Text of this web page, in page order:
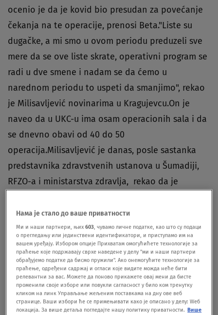
ocenio je da je kovid bio presudan za povećanje
čekanja na te operacije, prenosi Beta."Liste su
dugačke, a mi smo u ovom periodu preduzeli sve
mere da se ove liste skrate, operativni program se
radi u dve smene i nadam se da ćemo u
narednom periodu to uspeti da smanjimo", rekao
je Milisavljević novinarima u Kragujevcu.On je
naveo da u UKC-u ima osam operacionih sala i da
se dnevno obavi od 40 do 50
operacija.Milisavljević je danas, posle sastanka
predstavnika zdravstvenih ustanova u Šumadiji,
RFZO-a i ministarstva zdravlja, rekao da je
čekanja.Prema rečima Milisavljevića, UKC
Kragujevac će podržati planove nadležnih za
smanjenje lista čekanja."Nama kao što vidite fali i
prostora i kadrova i tehničke opremljenosti i
nadam se da ćemo i u narednom periodu uspeti
sve to da prevaziđemo", istakao je Milisavljević.Na
pitanje novinara o radu magnetne rezonance,
Нама је стало до ваше приватности
Ми и наши партнери, њих603, чувамо личне податке, као што су подаци
о прегледању или јединствени идентификатори, и приступамо им на
вашем уређају. Избором опције Прихватам омогућићете технологије за
праћење које подржавају сврхе наведене у делу "ми и наши партнери
обрађујемо податке да бисмо пружили". Ако онемогућите технологије за
праћење, одређени садржај и огласи које видите можда неће бити
релевантни за вас. Можете да поново прикажете овај мени да бисте
променили своје изборе или повукли сагласност у било ком тренутку
кликом на линк Управљање жељеним поставкама на дну ове веб
странице. Ваши избори ће се примењивати како је описано у делу: Wеб
локација. За више детаља погледајте нашу политику приватности. Више